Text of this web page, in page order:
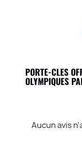
PORTE-CLES
OLYMPIQUES
Aucun avis